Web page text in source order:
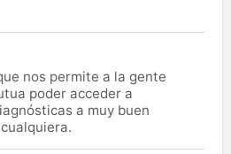
nos permite a la gente
poder acceder a
a muy buen